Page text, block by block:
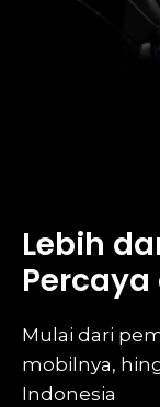
Lebih
Mulai dari
mobilnya,
Indonesia